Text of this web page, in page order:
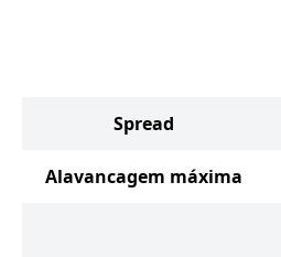
Spread
Alavancagem máxima